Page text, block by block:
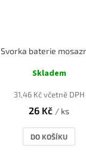
Svorka baterie
Skladem
31,46 Kč včetně DPH
26 Kč / ks
DO KOŠÍKU